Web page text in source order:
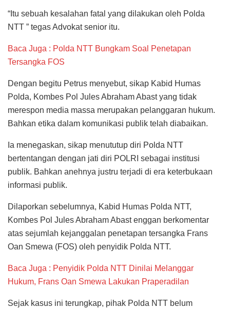
“Itu sebuah kesalahan fatal yang dilakukan oleh Polda
NTT ” tegas Advokat senior itu.
Baca Juga : Polda NTT Bungkam Soal Penetapan
Tersangka FOS
Dengan begitu Petrus menyebut, sikap Kabid Humas
Polda, Kombes Pol Jules Abraham Abast yang tidak
merespon media massa merupakan pelanggaran hukum.
Bahkan etika dalam komunikasi publik telah diabaikan.
Ia menegaskan, sikap menututup diri Polda NTT
bertentangan dengan jati diri POLRI sebagai institusi
publik. Bahkan anehnya justru terjadi di era keterbukaan
informasi publik.
Dilaporkan sebelumnya, Kabid Humas Polda NTT,
Kombes Pol Jules Abraham Abast enggan berkomentar
atas sejumlah kejanggalan penetapan tersangka Frans
Oan Smewa (FOS) oleh penyidik Polda NTT.
Baca Juga : Penyidik Polda NTT Dinilai Melanggar
Hukum, Frans Oan Smewa Lakukan Praperadilan
Sejak kasus ini terungkap, pihak Polda NTT belum